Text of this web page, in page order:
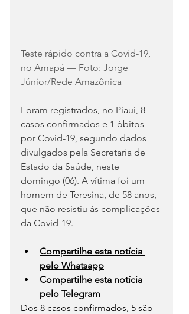
Teste rápido contra a Covid-19,
no Amapá — Foto: Jorge
Júnior/Rede Amazônica
Foram registrados, no Piauí, 8
casos confirmados e 1 óbitos
por Covid-19, segundo dados
divulgados pela Secretaria de
Estado da Saúde, neste
domingo (06). A vítima foi um
homem de Teresina, de 58 anos,
que não resistiu às complicações
da Covid-19.
Compartilhe esta notícia
pelo Whatsapp
Compartilhe esta notícia
pelo Telegram
Dos 8 casos confirmados, 5 são